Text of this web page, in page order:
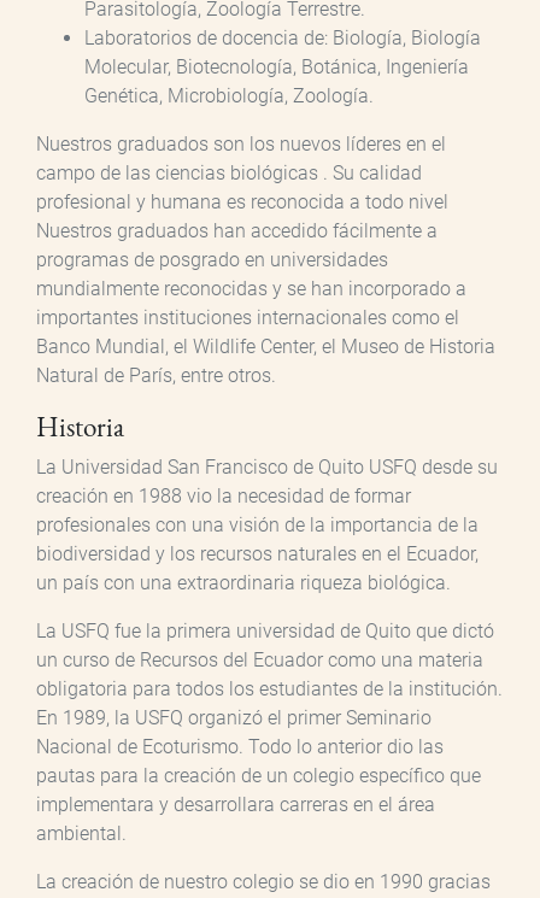
Parasitología, Zoología Terrestre.
Laboratorios de docencia de: Biología, Biología
Molecular, Biotecnología, Botánica, Ingeniería
Genética, Microbiología, Zoología.
Nuestros graduados son los nuevos líderes en el
campo de las ciencias biológicas . Su calidad
profesional y humana es reconocida a todo nivel
Nuestros graduados han accedido fácilmente a
programas de posgrado en universidades
mundialmente reconocidas y se han incorporado a
importantes instituciones internacionales como el
Banco Mundial, el Wildlife Center, el Museo de Historia
Natural de París, entre otros.
Historia
La Universidad San Francisco de Quito USFQ desde su
creación en 1988 vio la necesidad de formar
profesionales con una visión de la importancia de la
biodiversidad y los recursos naturales en el Ecuador,
un país con una extraordinaria riqueza biológica.
La USFQ fue la primera universidad de Quito que dictó
un curso de Recursos del Ecuador como una materia
obligatoria para todos los estudiantes de la institución.
En 1989, la USFQ organizó el primer Seminario
Nacional de Ecoturismo. Todo lo anterior dio las
pautas para la creación de un colegio específico que
implementara y desarrollara carreras en el área
ambiental.
La creación de nuestro colegio se dio en 1990 gracias